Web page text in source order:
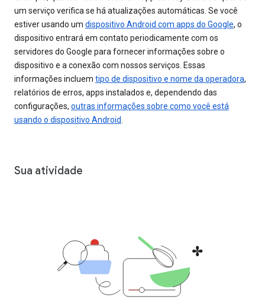
um serviço verifica se há atualizações automáticas. Se você
estiver usando um dispositivo Android com apps do Google, o
dispositivo entrará em contato periodicamente com os
servidores do Google para fornecer informações sobre o
dispositivo e a conexão com nossos serviços. Essas
informações incluem tipo de dispositivo e nome da operadora,
relatórios de erros, apps instalados e, dependendo das
configurações, outras informações sobre como você está
usando o dispositivo Android
Sua atividade